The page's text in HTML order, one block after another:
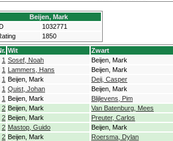
Beijen, Mark
1032771
1850
Wit
Zwart
1 Sosef, Noah
Beijen, Mark
1 Lammers, Hans
Beijen, Mark
1 Beijen, Mark
Deij, Casper
1 Quist, Johan
Beijen, Mark
1 Beijen, Mark
Blijlevens, Pim
2 Beijen, Mark
Van Batenburg, Mees
2 Beijen, Mark
Preuter, Carlos
2 Mastop, Guido
Beijen, Mark
2 Beijen, Mark
Roersma, Dylan